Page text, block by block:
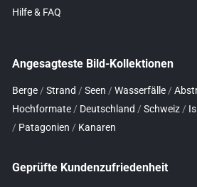
Hilfe & FAQ
Angesagteste Bild-Kollektionen
Berge / Strand / Seen / Wasserfälle /
Hochformate / Deutschland / Schweiz /
/ Patagonien / Kanaren
Geprüfte Kundenzufriedenheit